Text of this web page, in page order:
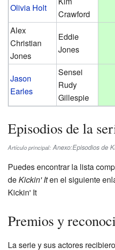
Olivia Holt
Crawford
Alex
Christian
Jones
Eddie
Jones
Jason
Earles
Sensei
Rudy
Gillespie
Episodios de la
Artículo principal: Anexo:Episodios de
Puedes encontrar la lista
deKickin' Iten el siguiente
Kickin' It
Premios y
La serie y sus actores